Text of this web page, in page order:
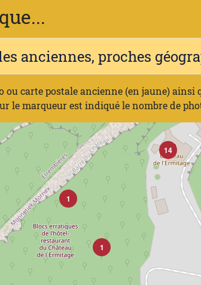
anciennes, proches
carte postale ancienne (en jaune) ainsi
le marqueur est indiqué le nombre de
1
1
14